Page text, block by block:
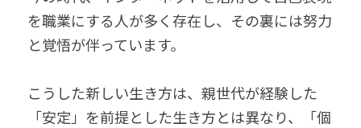
を職業にする人が多く存在し、その裏には努力
と覚悟が伴っています。
こうした新しい生き方は、親世代が経験した
「安定」を前提とした生き方とは異なり、「個